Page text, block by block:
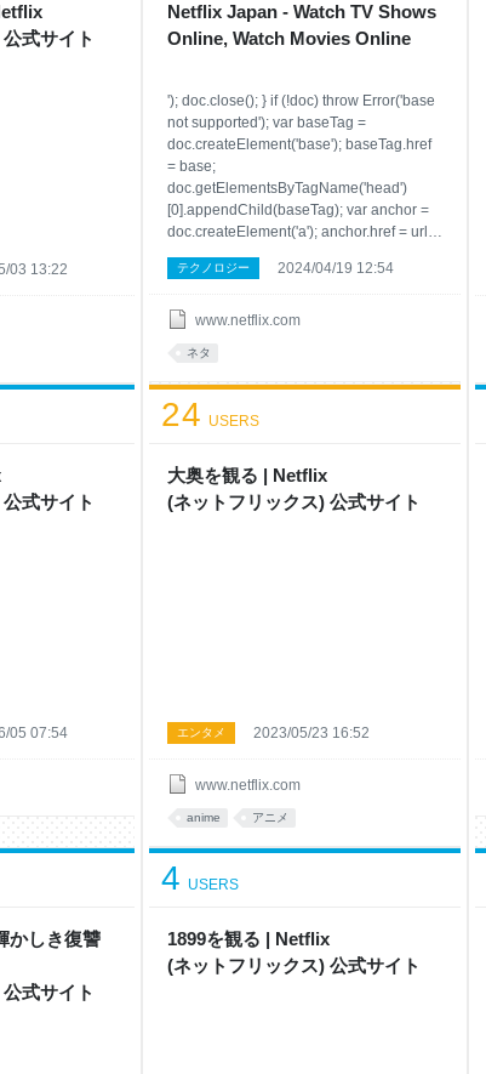
公 式サ イ ト
03 13:22
Netflix Japan - Watch TV Shows
Online, Watch Movies Online
www.netflix.com
'); doc.close(); } if (!doc) throw Error('base
not supported'); var baseTag =
doc.createElement('base'); baseTag.href
= base;
doc.getElementsByTagName('head')
[0].appendChild(baseTag); var anchor =
doc.createElement('a'); anchor.href = url;
return anchor.href; } finally { if (iframe)
iframe.parentNode.removeChild(iframe); }
URLUtils (either a native URL // ob
テクノロジー 2024/04/19 12:54
ネタ
公 式サ イ ト
05 07:54
大奥 を観 る | Netflix
( ネ ッ ト フ リ ッ ク ス ) 公 式サ イ ト
24 USERS
www.netflix.com
エンタメ 2023/05/23 16:52
anime アニメ
かしき復讐
公 式サ イ ト
1899 を観 る | Netflix
( ネ ッ ト フ リ ッ ク ス ) 公 式サ イ ト
4 USERS